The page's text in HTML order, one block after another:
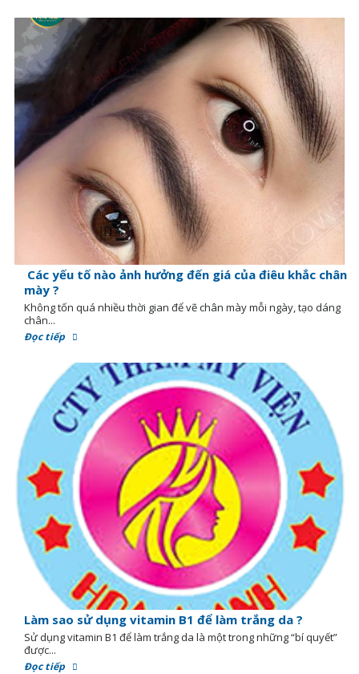
Các yếu tố nào ảnh hưởng đến giá của điêu khắc chân
mày ?
Không tốn quá nhiều thời gian để vẽ chân mày mỗi ngày, tạo dáng
chân...
Đọc tiếp
Làm sao sử dụng vitamin B1 để làm trắng da ?
Sử dụng vitamin B1 để làm trắng da là một trong những “bí quyết”
được...
Đọc tiếp